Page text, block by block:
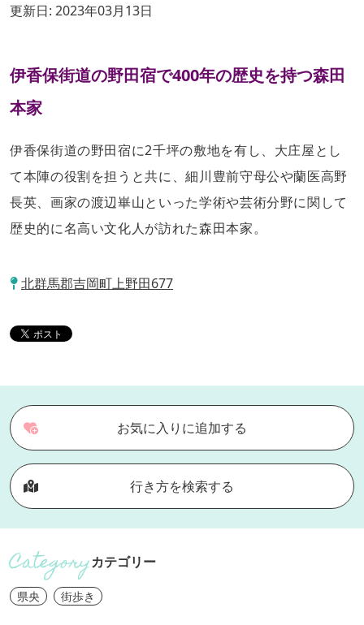
更新日: 2023年03月13日
伊香保街道の野田宿で400年の歴史を持つ森田
本家
伊香保街道の野田宿に2千坪の敷地を有し、大庄屋とし
て本陣の役割を担うと共に、細川豊前守母公や蘭医高野
長英、画家の渡辺崋山といった学術や芸術分野に関して
歴史的に名高い文化人が訪れた森田本家。
北群馬郡吉岡町上野田677
お気に入りに追加する
行き方を検索する
カテゴリー
県央 街歩き